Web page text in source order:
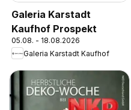
Galeria Karstadt
Kaufhof Prospekt
05.08. - 18.08.2026
Galeria Karstadt Kaufhof